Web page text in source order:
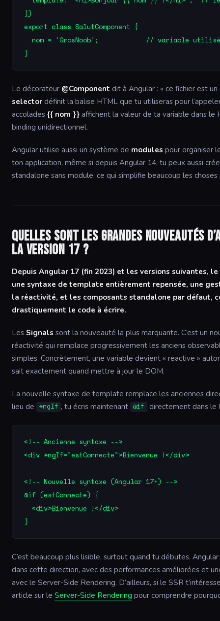
})
export class SalutComponent {
nom = 'GrosNoob';            // variable
Le décorateur @Component dit à Angular : « ce fichier est
selector définit la balise HTML que tu utiliseras pour
accolades {{ nom }} affichent la valeur de ta variable dans le
binding unidirectionnel.
Angular utilise aussi un système de modules pour organiser
ton application, même si depuis Angular 14, tu peux aussi
standalone sans module, ce qui simplifie beaucoup les
Quelles sont les grandes nouveautés
la version 17 ?
Depuis Angular 17 (fin 2023) et les versions suivantes,
une syntaxe de template entièrement repensée, une
la réactivité, et les composants standalone par défaut,
drastiquement le code à écrire.
Les Signals sont la nouveauté la plus marquante. C’est un
réactivité qui remplace progressivement les anciens
simples. Concrètement, une variable devient « reactive »
sait exactement quand mettre à jour le DOM.
La nouvelle syntaxe de template remplace les anciennes
lieu de *ngIf , tu écris maintenant @if directement dans le
<!-- Ancienne syntaxe -->
<div *ngIf="estConnecte">Bienvenue !</div>
<!-- Nouvelle syntaxe (Angular 17+) -->
@if (estConnecte) {
  <div>Bienvenue !</div>
C’est beaucoup plus lisible, surtout quand tu débutes.
dans cette direction, avec des performances améliorées et
avec le Server-Side Rendering. D’ailleurs, si le SSR
article sur le Server-Side Rendering pour comprendre